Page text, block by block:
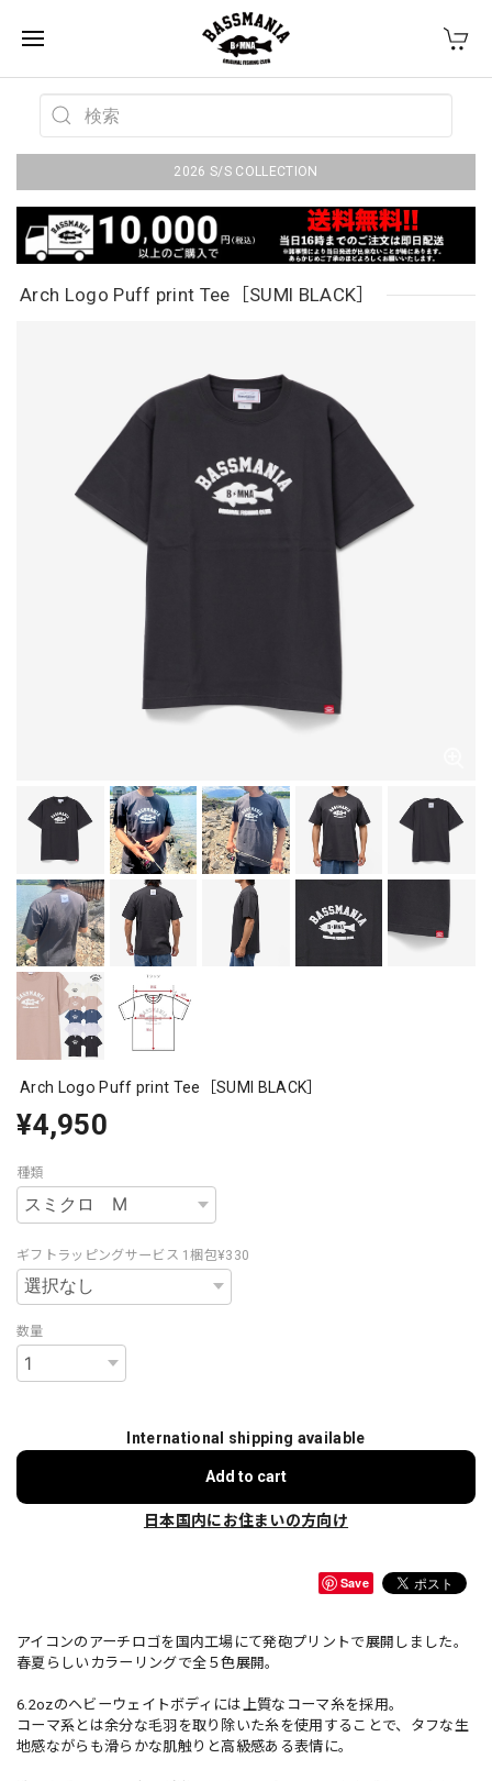
2026 S/S COLLECTION
Arch Logo Puff print Tee［SUMI BLACK］
Arch Logo Puff print Tee［SUMI BLACK］
¥4,950
種類
ギフトラッピングサービス 1梱包¥330
数量
International shipping available
Add to cart
日本国内にお住まいの方向け
Save
アイコンのアーチロゴを国内工場にて発砲プリントで展開しました。
春夏らしいカラーリングで全５色展開。
6.2ozのヘビーウェイトボディには上質なコーマ糸を採用。
コーマ系とは余分な毛羽を取り除いた糸を使用することで、タフな生
地感ながらも滑らかな肌触りと高級感ある表情に。